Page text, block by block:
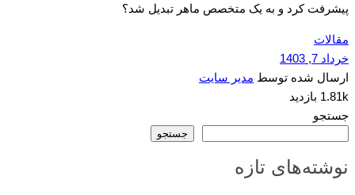
پیشرفت کرد و به یک متخصص ماهر تبدیل شد؟
مقالات
خرداد 7, 1403
ارسال شده توسط مدیر سایت
1.81k بازدید
جستجو
جستجو
نوشته‌های تازه